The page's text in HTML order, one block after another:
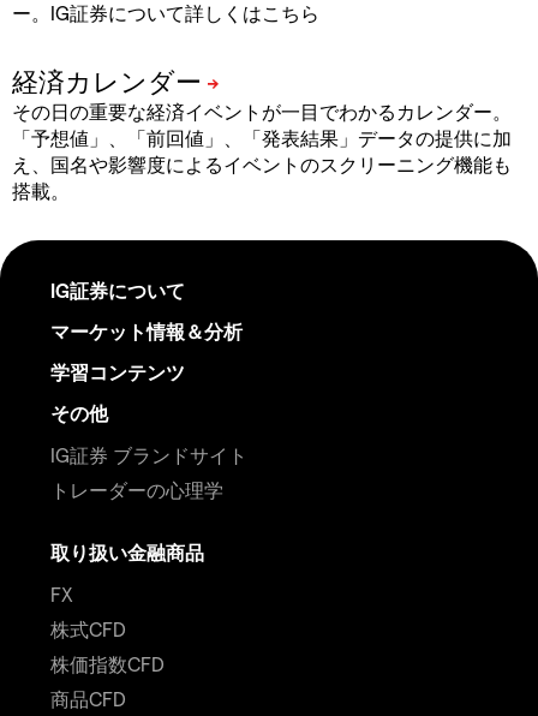
ー。IG証券について詳しくはこちら
その日の重要な経済イベントが一目でわかるカレンダー。
「予想値」、「前回値」、「発表結果」データの提供に加
え、国名や影響度によるイベントのスクリーニング機能も
搭載。
IG証券について
マーケット情報＆分析
学習コンテンツ
その他
IG証券 ブランドサイト
トレーダーの心理学
取り扱い金融商品
FX
株式CFD
株価指数CFD
商品CFD